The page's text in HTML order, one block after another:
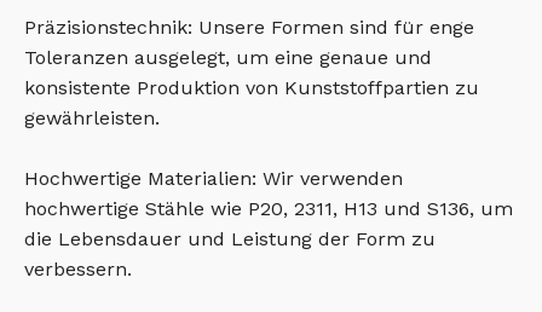
Präzisionstechnik: Unsere Formen sind für enge
Toleranzen ausgelegt, um eine genaue und
konsistente Produktion von Kunststoffpartien zu
gewährleisten.
Hochwertige Materialien: Wir verwenden
hochwertige Stähle wie P20, 2311, H13 und S136, um
die Lebensdauer und Leistung der Form zu
verbessern.